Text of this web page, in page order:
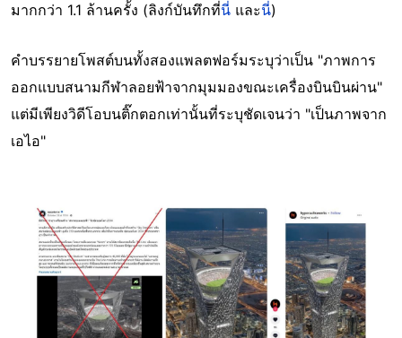
มากกว่า 1.1 ล้านครั้ง (ลิงก์บันทึกที่นี่ และนี่)
คำบรรยายโพสต์บนทั้งสองแพลตฟอร์มระบุว่าเป็น "ภาพการ
ออกแบบสนามกีฬาลอยฟ้าจากมุมมองขณะเครื่องบินบินผ่าน"
แต่มีเพียงวิดีโอบนติ๊กตอกเท่านั้นที่ระบุชัดเจนว่า "เป็นภาพจาก
เอไอ"
Image